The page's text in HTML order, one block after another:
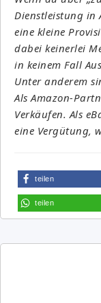
Dienstleistung in
eine kleine
dabei keinerlei
in keinem Fall
Unter anderem
Als Amazon-
Verkäufen. Als
eine Vergütung,
teilen
teilen